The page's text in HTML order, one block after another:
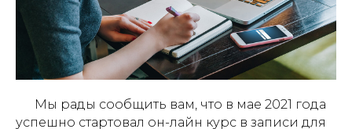
Мы рады сообщить вам, что в мае 2021 года
успешно стартовал он-лайн курс в записи для